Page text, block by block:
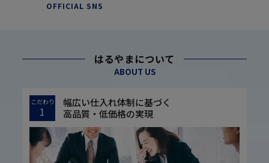
OFFICIAL SNS
はるやまについて
ABOUT US
こだわり
1
幅広い仕入れ体制に基づく
高品質・低価格の実現